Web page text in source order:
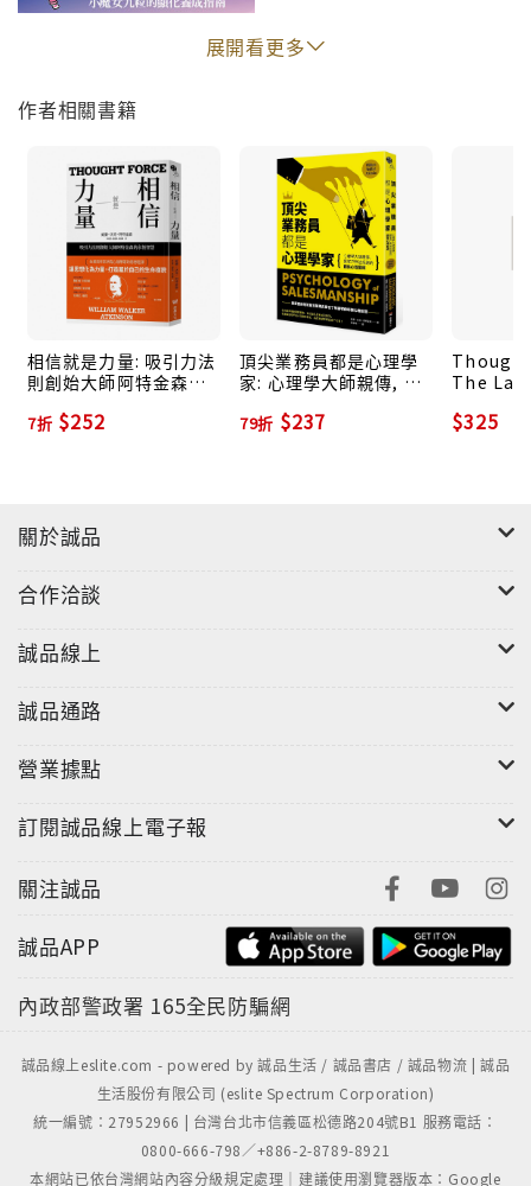
展開看更多
作者相關書籍
相信就是力量: 吸引力法
則創始大師阿特金森的
7折 $252
頂尖業務員都是心理學
家: 心理學大師親傳, 讓
理聖經
79折 $237
The
$325
關於誠品
合作洽談
誠品線上
誠品通路
營業據點
訂閱誠品線上電子報
關注誠品
誠品APP
內政部警政署 165全民防騙網
誠品線上eslite.com - powered by 誠品生活 / 誠品書店 / 誠品物流 | 誠品
生活股份有限公司 (eslite Spectrum Corporation)
統一編號：27952966 | 台灣台北市信義區松德路204號B1 服務電話：
0800-666-798／+886-2-8789-8921
本網站已依台灣網站內容分級規定處理｜建議使用瀏覽器版本：Google